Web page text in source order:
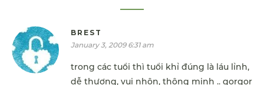
BREST
January 3, 2009 6:31 am
trong các tuổi thì tuổi khỉ đúng là láu lỉnh,
dễ thương, vui nhộn, thông minh .. gorgor